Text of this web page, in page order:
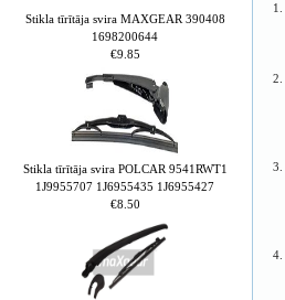
Stikla tīrītāja svira MAXGEAR 390408
1698200644
€9.85
Stikla tīrītāja svira POLCAR 9541RWT1
1J9955707 1J6955435 1J6955427
€8.50